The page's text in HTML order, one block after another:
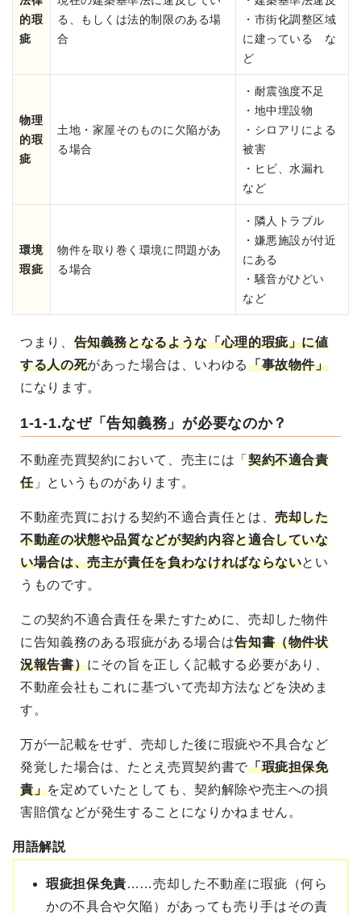
的瑕
疵
る、もしくは法的制限のある場
合
・市街化調整区域
に建っている な
ど
物理
的瑕
疵
土地・家屋そのものに欠陥があ
る場合
・耐震強度不足
・地中埋設物
・シロアリによる
被害
・ヒビ、水漏れ
など
環境
瑕疵
物件を取り巻く環境に問題があ
る場合
・隣人トラブル
・嫌悪施設が付近
にある
・騒音がひどい
など
つまり、 告知義務となるような「心理的瑕疵」に値
する人の死があった場合は、いわゆる「事故物件」
になります。
1-1-1.なぜ「告知義務」が必要なのか？
不動産売買契約において、売主には「 契約不適合責
任」というものがあります。
不動産売買における契約不適合責任とは、売却した
不動産の状態や品質などが契約内容と適合していな
い場合は、売主が責任を負わなければならないとい
うものです。
この契約不適合責任を果たすために、売却した物件
に告知義務のある瑕疵がある場合は告知書（物件状
況報告書）にその旨を正しく記載する必要があり、
不動産会社もこれに基づいて売却方法などを決めま
す。
万が一記載をせず、売却した後に瑕疵や不具合など
発覚した場合は、たとえ売買契約書で「瑕疵担保免
責」を定めていたとしても、契約解除や売主への損
害賠償などが発生することになりかねません。
用語解説
瑕疵担保免責……売却した不動産に瑕疵（何ら
かの不具合や欠陥）があっても売り手はその責